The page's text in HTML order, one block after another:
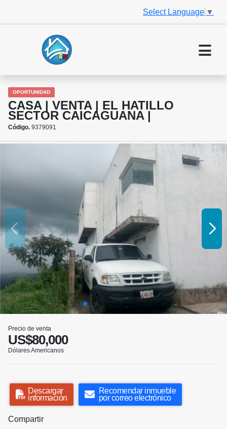
Select Language ▼
OPORTUNIDAD
CASA | VENTA | EL HATILLO
SECTOR CAICAGUANA |
Código. 9379091
Precio de venta
US$80,000
Dólares Americanos
Descargar
información
Recomendar inmueble
por correo electrónico
Compartir